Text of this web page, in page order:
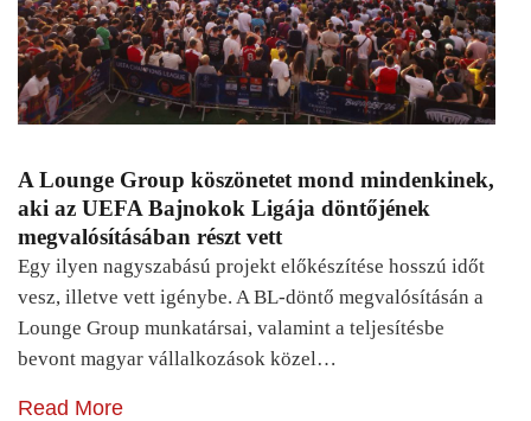
A Lounge Group köszönetet mond mindenkinek,
aki az UEFA Bajnokok Ligája döntőjének
megvalósításában részt vett
Egy ilyen nagyszabású projekt előkészítése hosszú időt
vesz, illetve vett igénybe. A BL-döntő megvalósításán a
Lounge Group munkatársai, valamint a teljesítésbe
bevont magyar vállalkozások közel…
Read More